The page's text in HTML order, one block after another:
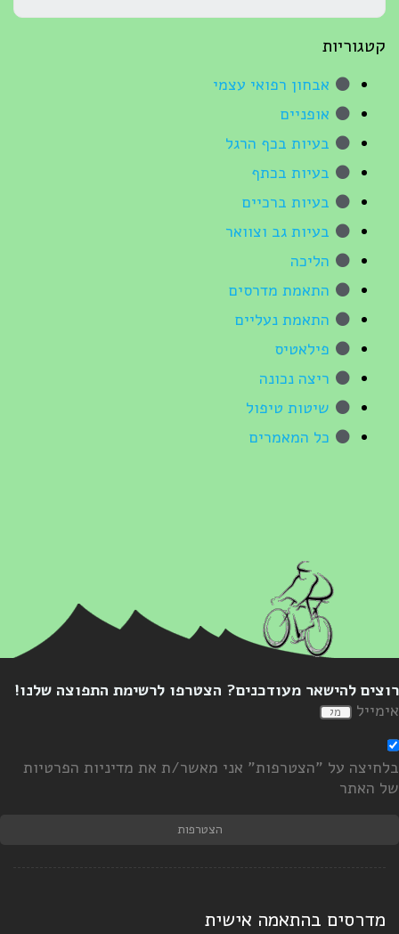
קטגוריות
אבחון רפואי עצמי
אופניים
בעיות בכף הרגל
בעיות בכתף
בעיות ברכיים
בעיות גב וצוואר
הליכה
התאמת מדרסים
התאמת נעליים
פילאטיס
ריצה נכונה
שיטות טיפול
כל המאמרים
להישאר מעודכנים? הצטרפו לרשימת התפוצה שלנו!
על "הצטרפות" אני מאשר/ת את מדיניות הפרטיות
האתר
הצטרפות
מדרסים בהתאמה אישית